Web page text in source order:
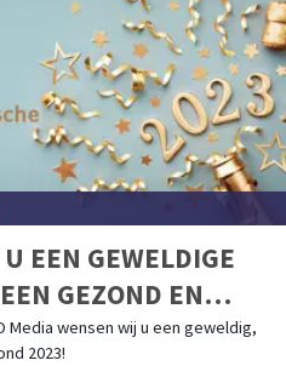
EEN GEWELDIGE
GEZOND EN
Media wensen wij u een geweldig,
2023!